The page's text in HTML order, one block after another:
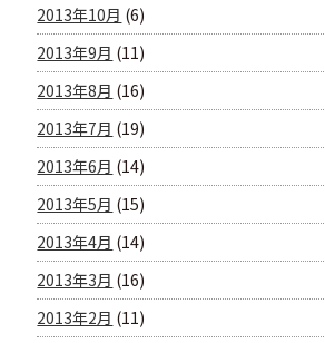
2013年10月 (6)
2013年9月 (11)
2013年8月 (16)
2013年7月 (19)
2013年6月 (14)
2013年5月 (15)
2013年4月 (14)
2013年3月 (16)
2013年2月 (11)